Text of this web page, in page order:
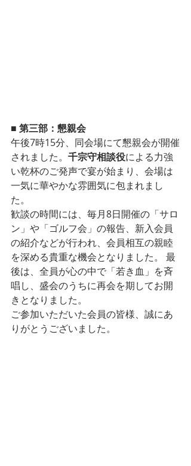
■ 第三部：懇親会
午後7時15分、同会場にて懇親会が開催
されました。 千宗守相談役による力強
い乾杯のご発声で宴が始まり、会場は
一気に華やかな雰囲気に包まれまし
た。
歓談の時間には、毎月8日開催の「サロ
ン」や「ゴルフ会」の報告、新入会員
の紹介などが行われ、会員相互の親睦
を深める貴重な機会となりました。 最
後は、全員が心の中で「若き血」を斉
唱し、盛会のうちに再会を期してお開
きとなりました。
ご参加いただいた会員の皆様、誠にあ
りがとうございました。